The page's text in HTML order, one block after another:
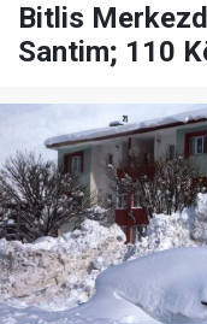
Bitlis
Santim; 110